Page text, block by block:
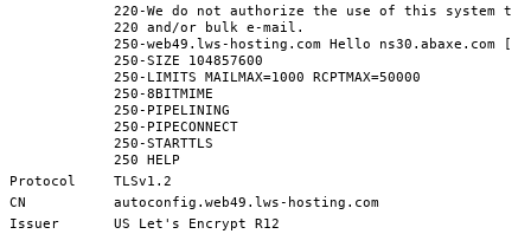
220-We do not authorize the use of this system
220 and/or bulk e-mail.
250-web49.lws-hosting.com Hello ns30.abaxe.com
250-SIZE 104857600
250-LIMITS MAILMAX=1000 RCPTMAX=50000
250-8BITMIME
250-PIPELINING
250-PIPECONNECT
250-STARTTLS
250 HELP
Protocol
TLSv1.2
CN
autoconfig.web49.lws-hosting.com
Issuer
US Let's Encrypt R12